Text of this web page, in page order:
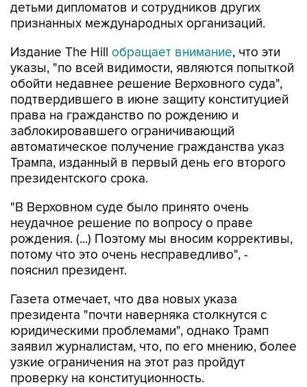
детьми дипломатов и сотрудников других
признанных международных организаций.
Издание The Hill обращает внимание, что эти
указы, "по всей видимости, являются попыткой
обойти недавнее решение Верховного суда",
подтвердившего в июне защиту конституцией
права на гражданство по рождению и
заблокировавшего ограничивающий
автоматическое получение гражданства указ
Трампа, изданный в первый день его второго
президентского срока.
"В Верховном суде было принято очень
неудачное решение по вопросу о праве
рождения. (...) Поэтому мы вносим коррективы,
потому что это очень несправедливо", -
пояснил президент.
Газета отмечает, что два новых указа
президента "почти наверняка столкнутся с
юридическими проблемами", однако Трамп
заявил журналистам, что, по его мнению, более
узкие ограничения на этот раз пройдут
проверку на конституционность.